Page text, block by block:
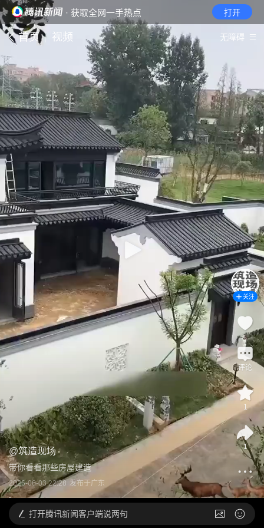
· 获取全网一手热点 打开
首页 视频 无障碍
@筑造现场
带你看看那些房屋建造
2026-06-03 22:28 发布于广东
关注
评论
1
1
打开腾讯新闻客户端说两句